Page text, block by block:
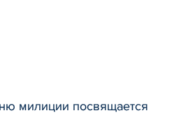
милиции посвящается